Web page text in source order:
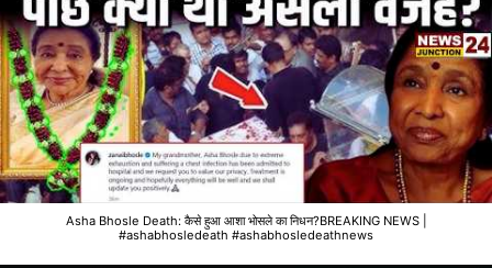
Asha Bhosle Death: कैसे हुआ आशा भोसले का निधन?BREAKING NEWS |
#ashabhosledeath #ashabhosledeathnews